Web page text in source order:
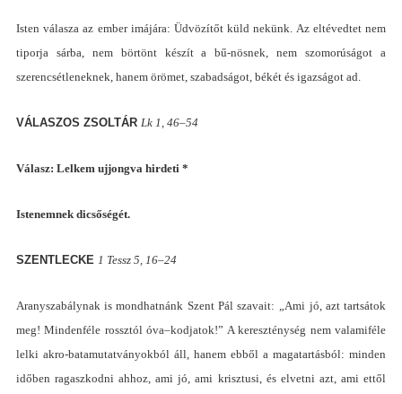
Isten válasza az ember imájára: Üdvözítőt küld nekünk. Az eltévedtet nem
tiporja sárba, nem börtönt készít a bű-nösnek, nem szomorúságot a
szerencsétleneknek, hanem örömet, szabadságot, békét és igazságot ad.
VÁLASZOS ZSOLTÁR Lk 1, 46–54
Válasz: Lelkem ujjongva hirdeti *
Istenemnek dicsőségét.
SZENTLECKE 1 Tessz 5, 16–24
Aranyszabálynak is mondhatnánk Szent Pál szavait:
Ami jó, azt tartsátok
meg! Mindenféle rossztól óva–kodjatok!” A kereszténység nem valamiféle
lelki akro-batamutatványokból áll, hanem ebből a magatartásból: minden
időben ragaszkodni ahhoz, ami jó, ami krisztusi, és elvetni azt, ami ettől